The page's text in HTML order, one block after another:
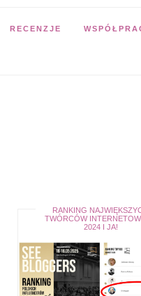
RECENZJE
RANKING
TWÓRCÓW
2024 I JA!